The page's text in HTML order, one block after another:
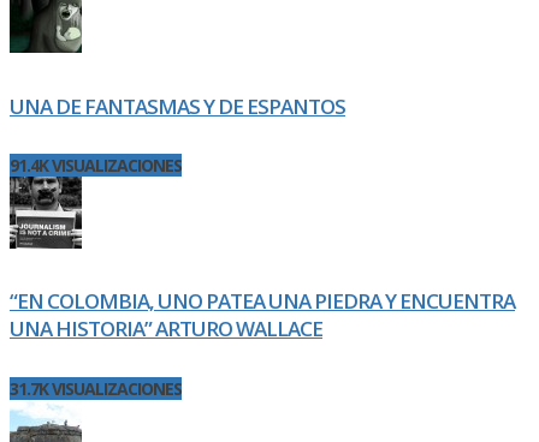
UNA DE FANTASMAS Y DE ESPANTOS
91.4K VISUALIZACIONES
“EN COLOMBIA, UNO PATEA UNA PIEDRA Y ENCUENTRA
UNA HISTORIA” ARTURO WALLACE
31.7K VISUALIZACIONES